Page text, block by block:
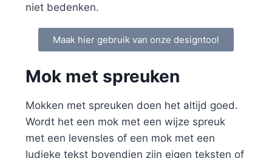
niet bedenken.
Maak hier gebruik van onze designtool
Mok met spreuken
Mokken met spreuken doen het altijd goed.
Wordt het een mok met een wijze spreuk
met een levensles of een mok met een
ludieke tekst bovendien zijn eigen teksten of